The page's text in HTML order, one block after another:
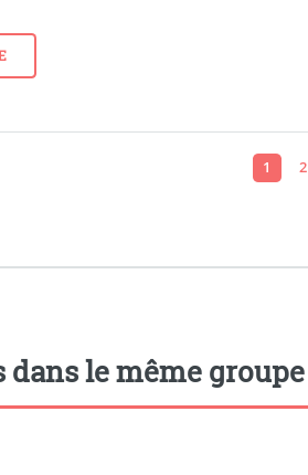
1 2
dans le même groupe